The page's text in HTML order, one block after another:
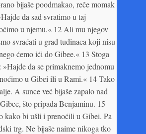
bijaše poodmakao, reče momak
da sad svratimo u taj
u njemu.« 12 Ali mu njegov
svraćati u grad tuđinaca koji nisu
ćemo ići do Gibee.« 13 Stoga
da se primaknemo jednomu
u Gibei ili u Rami.« 14 Tako
A sunce već bijaše zapalo nad
što pripada Benjaminu. 15
kako bi ušli i prenoćili u Gibei. Pa
trg. Ne bijaše naime nikoga tko